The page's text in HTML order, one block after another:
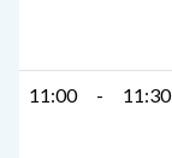
11:00 - 11:30